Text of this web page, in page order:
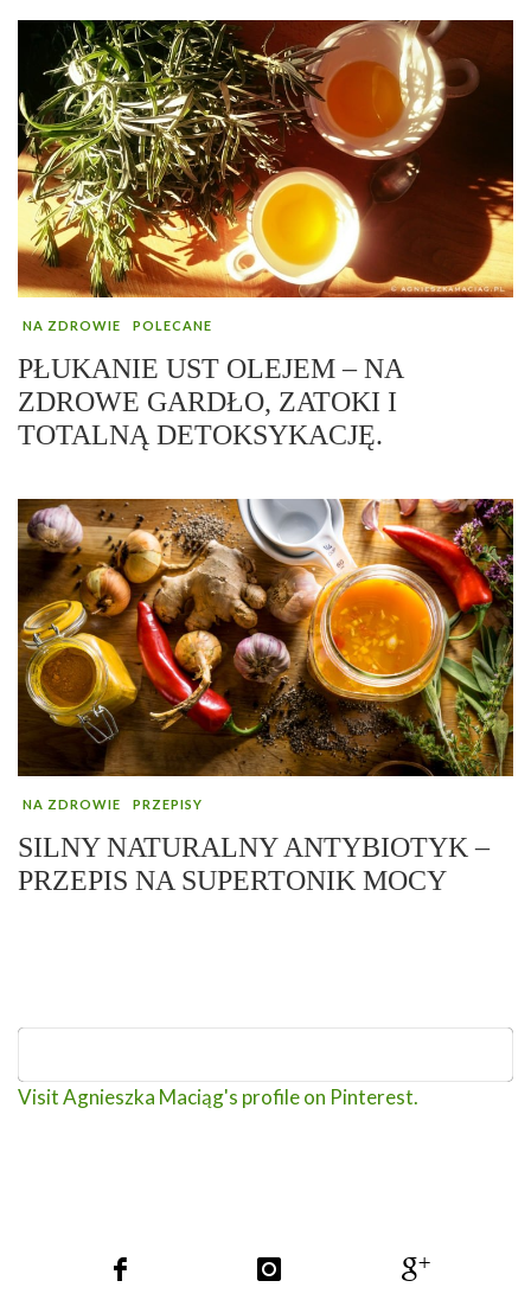
NA ZDROWIE POLECANE
PŁUKANIE UST OLEJEM – NA
ZDROWE GARDŁO, ZATOKI I
TOTALNĄ DETOKSYKACJĘ.
NA ZDROWIE PRZEPISY
SILNY NATURALNY ANTYBIOTYK –
PRZEPIS NA SUPERTONIK MOCY
Visit Agnieszka Maciąg's profile on Pinterest.